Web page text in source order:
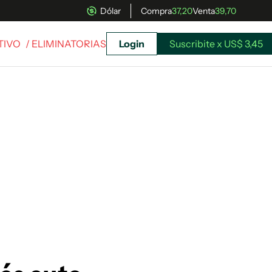
Dólar Compra37,20Venta39,70
Suscribite x US$ 3,45
/ ELIMINATORIAS Login Suscribite x US$ 3,45